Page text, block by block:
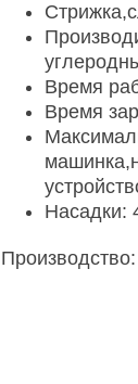
Время
Время
Насадки: